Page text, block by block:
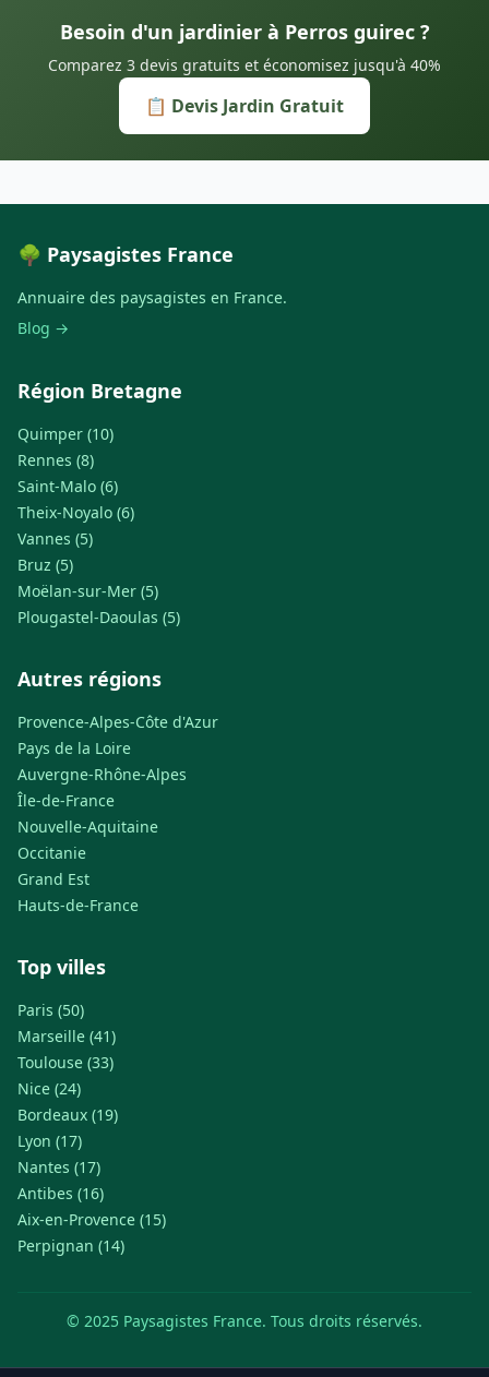
Besoin d'un jardinier à Perros guirec ?
Comparez 3 devis gratuits et économisez jusqu'à 40%
📋 Devis Jardin Gratuit
🌳 Paysagistes France
Annuaire des paysagistes en France.
Blog →
Région Bretagne
Quimper (10)
Rennes (8)
Saint-Malo (6)
Theix-Noyalo (6)
Vannes (5)
Bruz (5)
Moëlan-sur-Mer (5)
Plougastel-Daoulas (5)
Autres régions
Provence-Alpes-Côte d'Azur
Pays de la Loire
Auvergne-Rhône-Alpes
Île-de-France
Nouvelle-Aquitaine
Occitanie
Grand Est
Hauts-de-France
Top villes
Paris (50)
Marseille (41)
Toulouse (33)
Nice (24)
Bordeaux (19)
Lyon (17)
Nantes (17)
Antibes (16)
Aix-en-Provence (15)
Perpignan (14)
© 2025 Paysagistes France. Tous droits réservés.